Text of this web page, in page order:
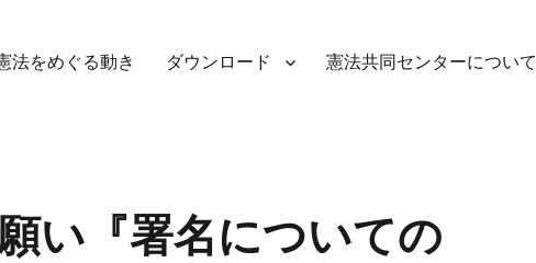
法をめぐる動き ダウンロード 憲法共同センターについて
い『署名についての